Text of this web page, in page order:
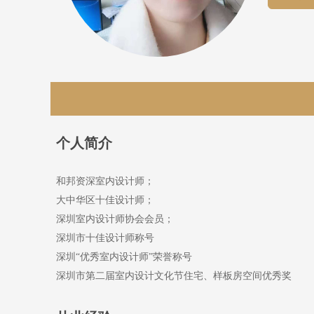
个人简介
和邦资深室内设计师；
大中华区十佳设计师；
深圳室内设计师协会会员；
深圳市十佳设计师称号
深圳 “优秀室内设计师”荣誉称号
深圳市第二届室内设计文化节住宅、样板房空间优秀奖